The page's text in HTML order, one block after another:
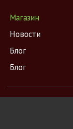
Магазин
Новости
Блог
Блог